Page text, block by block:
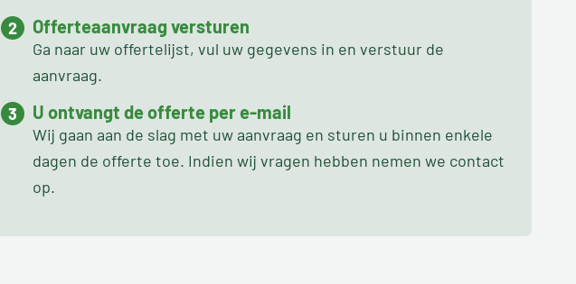
Offerteaanvraag versturen
Ga naar uw offertelijst, vul uw gegevens in en verstuur de
aanvraag.
U ontvangt de offerte per e-mail
Wij gaan aan de slag met uw aanvraag en sturen u binnen enkele
dagen de offerte toe. Indien wij vragen hebben nemen we contact
op.